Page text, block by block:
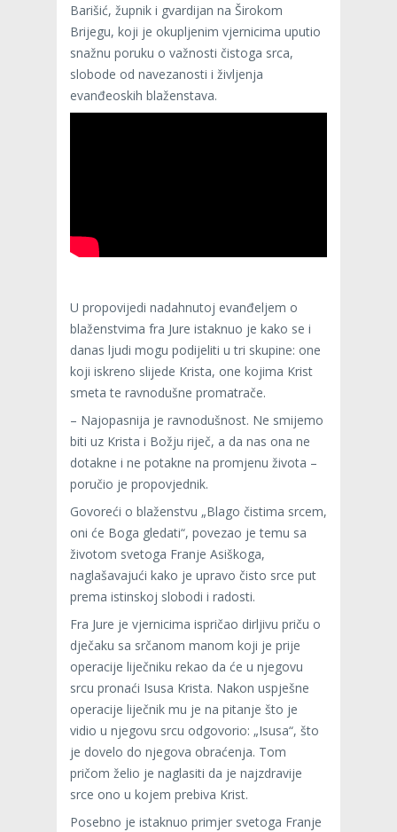
Barišić, župnik i gvardijan na Širokom
Brijegu, koji je okupljenim vjernicima uputio
snažnu poruku o važnosti čistoga srca,
slobode od navezanosti i življenja
evanđeoskih blaženstava.
U propovijedi nadahnutoj evanđeljem o
blaženstvima fra Jure istaknuo je kako se i
danas ljudi mogu podijeliti u tri skupine: one
koji iskreno slijede Krista, one kojima Krist
smeta te ravnodušne promatrače.
– Najopasnija je ravnodušnost. Ne smijemo
biti uz Krista i Božju riječ, a da nas ona ne
dotakne i ne potakne na promjenu života –
poručio je propovjednik.
Govoreći o blaženstvu „Blago čistima srcem,
oni će Boga gledati“, povezao je temu sa
životom svetoga Franje Asiškoga,
naglašavajući kako je upravo čisto srce put
prema istinskoj slobodi i radosti.
Fra Jure je vjernicima ispričao dirljivu priču o
dječaku sa srčanom manom koji je prije
operacije liječniku rekao da će u njegovu
srcu pronaći Isusa Krista. Nakon uspješne
operacije liječnik mu je na pitanje što je
vidio u njegovu srcu odgovorio: „Isusa“, što
je dovelo do njegova obraćenja. Tom
pričom želio je naglasiti da je najzdravije
srce ono u kojem prebiva Krist.
Posebno je istaknuo primjer svetoga Franje